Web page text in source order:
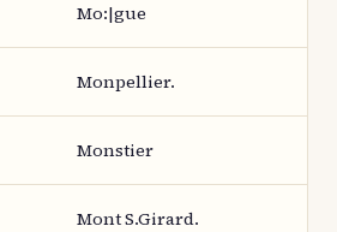
Mo:|gue
Monpellier.
Monstier
Mont S.Girard.